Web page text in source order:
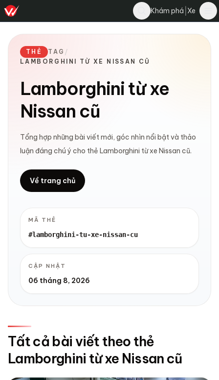
Khám phá Xe
THẺ TAG /
LAMBORGHINI TỪ XE NISSAN CŨ
Lamborghini từ xe
Nissan cũ
Tổng hợp những bài viết mới, góc nhìn nổi bật và thảo
luận đáng chú ý cho thẻ Lamborghini từ xe Nissan cũ.
Về trang chủ
MÃ THẺ
#lamborghini-tu-xe-nissan-cu
CẬP NHẬT
06 tháng 8, 2026
Tất cả bài viết theo thẻ
Lamborghini từ xe Nissan cũ